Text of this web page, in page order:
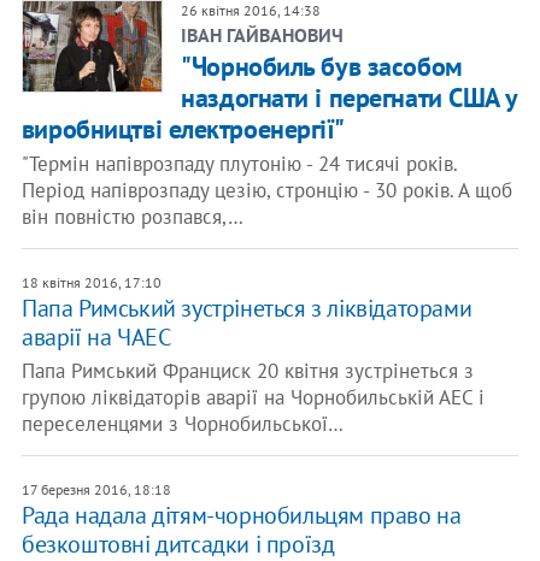
26 квітня 2016, 14:38
​ІВАН ГАЙВАНОВИЧ
"Чорнобиль був засобом
наздогнати і перегнати США у
виробництві електроенергії"
"Термін напіврозпаду плутонію - 24 тисячі років.
Період напіврозпаду цезію, стронцію - 30 років. А щоб
він повністю розпався,…
18 квітня 2016, 17:10
Папа Римський зустрінеться з ліквідаторами
аварії на ЧАЕС
Папа Римський Франциск 20 квітня зустрінеться з
групою ліквідаторів аварії на Чорнобильській АЕС і
переселенцями з Чорнобильської…
17 березня 2016, 18:18
Рада надала дітям-чорнобильцям право на
безкоштовні дитсадки і проїзд